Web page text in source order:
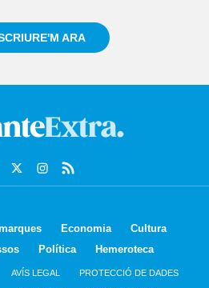
ARA
Economia
Cultura
Política Hemeroteca
AVÍS LEGAL PROTECCIÓ DE DADES